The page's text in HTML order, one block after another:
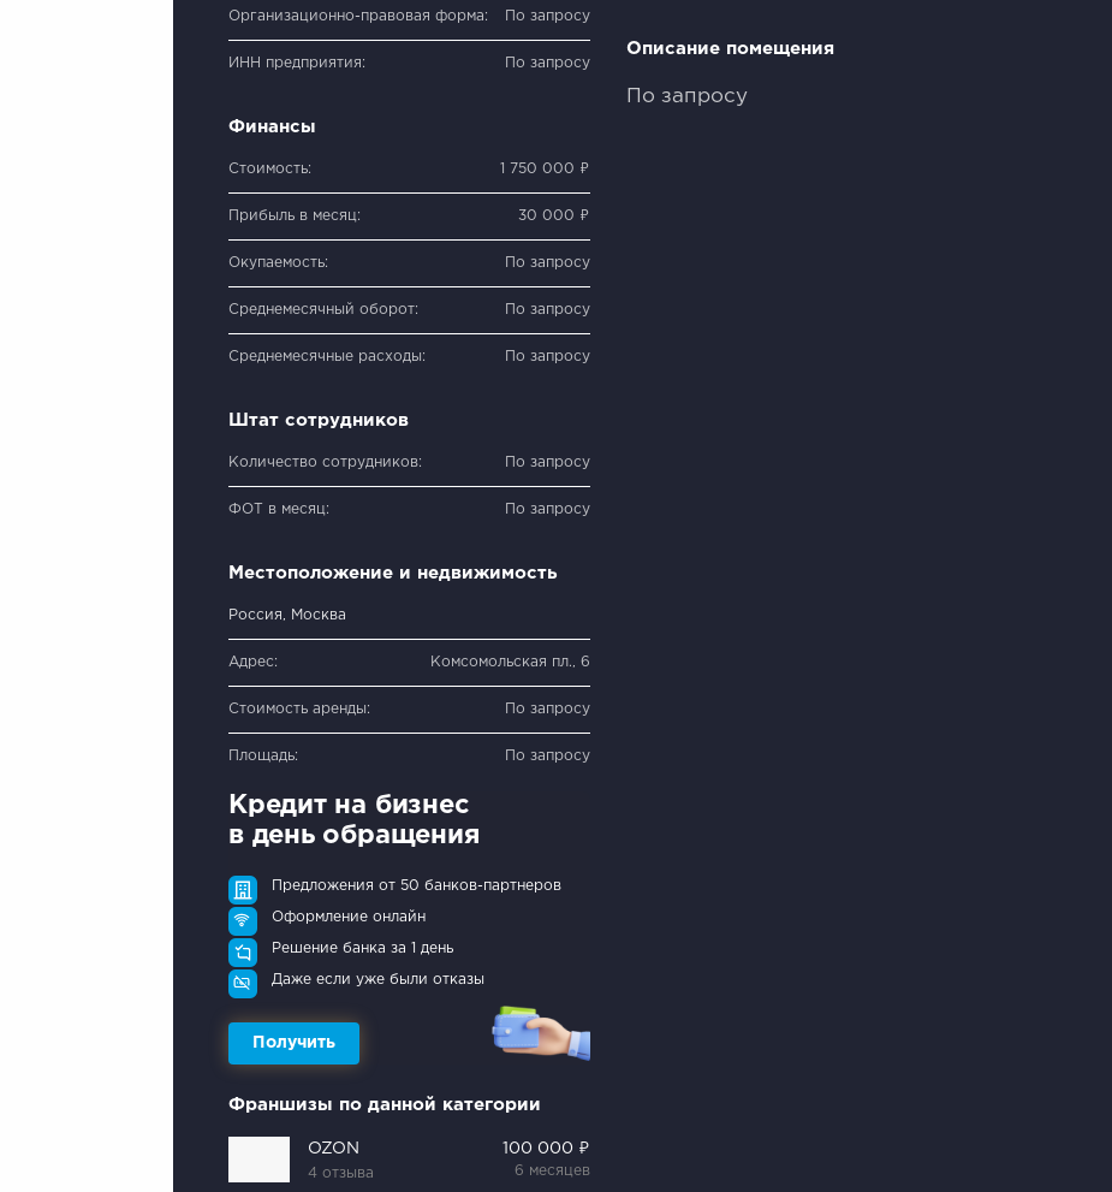
Организационно-правовая форма: По запросу
ИНН предприятия: По запросу
Финансы
Стоимость: 1 750 000 ₽
Прибыль в месяц: 30 000 ₽
Окупаемость: По запросу
Среднемесячный оборот: По запросу
Среднемесячные расходы: По запросу
Штат сотрудников
Количество сотрудников: По запросу
ФОТ в месяц: По запросу
Местоположение и недвижимость
Россия, Москва
Адрес: Комсомольская пл., 6
Стоимость аренды: По запросу
Площадь: По запросу
Кредит на бизнес
в день обращения
Предложения от 50 банков-партнеров
Оформление онлайн
Решение банка за 1 день
Даже если уже были отказы
Получить
Франшизы по данной категории
OZON
4 отзыва
100 000 ₽
6 месяцев
Описание помещения
По запросу